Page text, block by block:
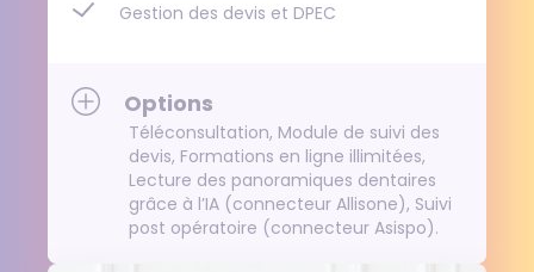
Gestion des devis et DPEC
Options
Téléconsultation, Module de suivi des
devis, Formations en ligne illimitées,
Lecture des panoramiques dentaires
grâce à l’IA (connecteur Allisone), Suivi
post opératoire (connecteur Asispo).